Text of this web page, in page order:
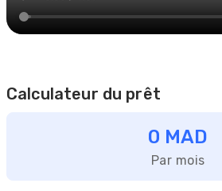
Calculateur du prêt
0 MAD
Par mois